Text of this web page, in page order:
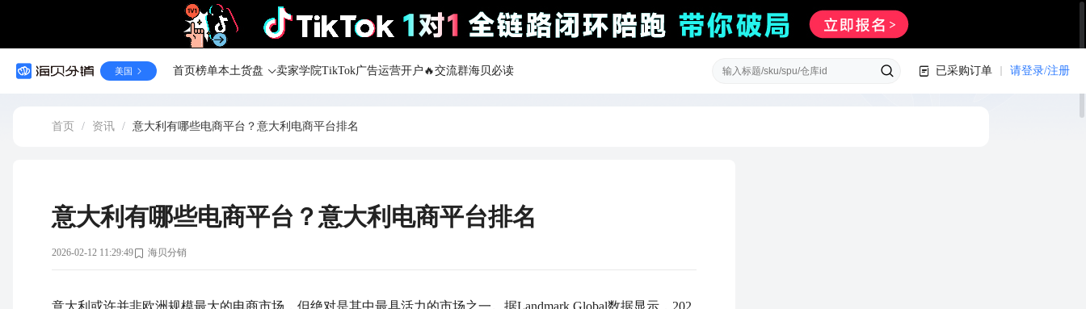
美国 首页榜单本土货盘 卖家学院TikTok广告运营开户 🔥交流群海贝必读 已采购订单 请登录/注册
首页 / 资讯 / 意大利有哪些电商平台？意大利电商平台排名
意大利有哪些电商平台？意大利电商平台排名
2026-02-12 11:29:49 海贝分销
意大利或许并非欧洲规模最大的电商市场，但绝对是其中最具活力的市场之一。据Landmark Global数据显示，202